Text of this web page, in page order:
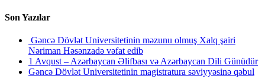
Son Yazılar
Gəncə Dövlət Universitetinin məzunu olmuş Xalq şairi
Nəriman Həsənzadə vəfat edib
1 Avqust – Azərbaycan Əlifbası və Azərbaycan Dili Günüdür
Gəncə Dövlət Universitetinin magistratura səviyyəsinə qəbul